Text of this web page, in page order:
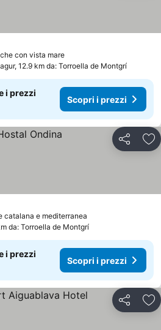
con vista mareScopri i prezzi
12.9 km da: Torroella de Montgrí
i prezzi
Scopri i prezzi
Condividi
catalana e mediterranea
da: Torroella de Montgrí
i prezzi
Scopri i prezzi
Condividi